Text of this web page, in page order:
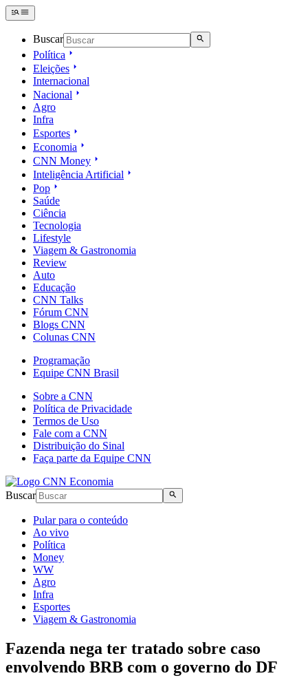
Buscar
Política
Eleições
Internacional
Nacional
Agro
Infra
Esportes
Economia
CNN Money
Inteligência Artificial
Pop
Saúde
Ciência
Tecnologia
Lifestyle
Viagem & Gastronomia
Review
Auto
Educação
CNN Talks
Fórum CNN
Blogs CNN
Colunas CNN
Programação
Equipe CNN Brasil
Sobre a CNN
Política de Privacidade
Termos de Uso
Fale com a CNN
Distribuição do Sinal
Faça parte da Equipe CNN
Buscar
Pular para o conteúdo
Ao vivo
Política
Money
WW
Agro
Infra
Esportes
Viagem & Gastronomia
Fazenda nega ter tratado sobre caso
envolvendo BRB com o governo do DF